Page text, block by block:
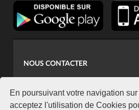
En poursuivant votre navigation
acceptez l'utilisation de Cookies
NOUS CONTACTER
koaci@yahoo.fr